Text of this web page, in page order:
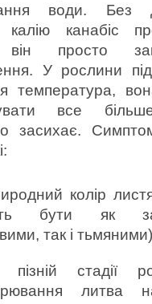
води. Без
калію канабіс
просто
У рослини
температура,
все
засихає.
колір
бути як
так і
пізній стадії
литва